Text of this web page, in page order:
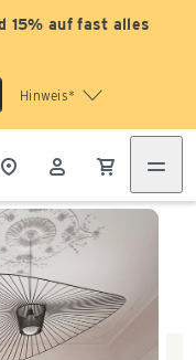
15% auf fast alles
Hinweis*